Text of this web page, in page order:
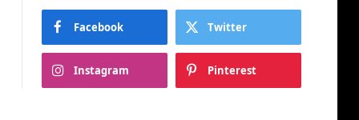
Facebook Twitter
Instagram Pinterest